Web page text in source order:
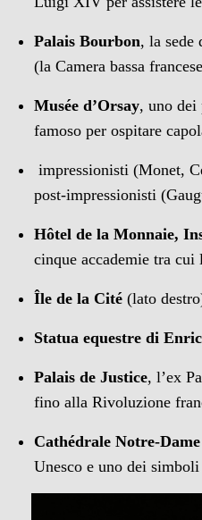
Palais Bourbon, la sede
(la Camera bassa
Musée d’Orsay, uno dei
famoso per ospitare
impressionisti (Monet,
post-impressionisti
Hôtel de la Monnaie,
cinque accademie tra cui
Île de la Cité (lato
Statua equestre di
Palais de Justice, l’ex
fino alla Rivoluzione
Cathédrale Notre-
Unesco e uno dei